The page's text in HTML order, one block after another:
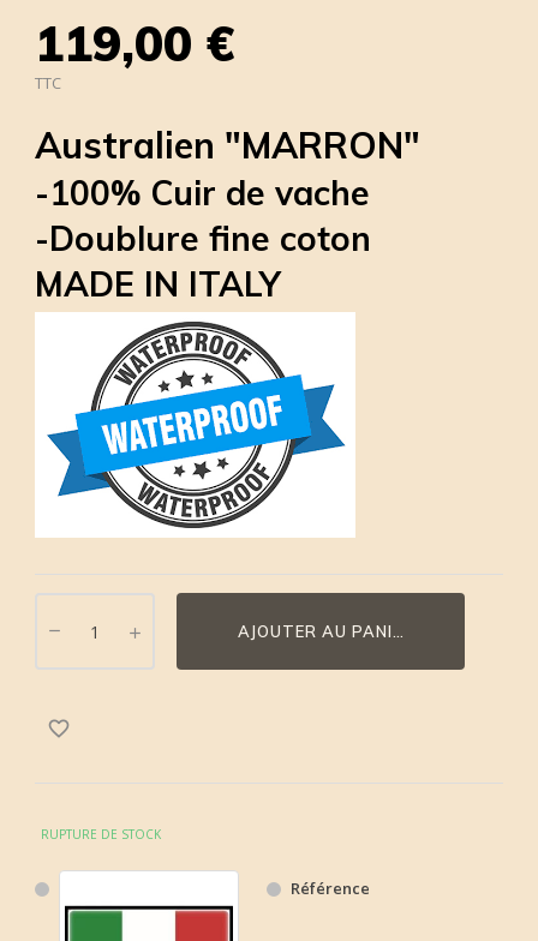
119,00 €
TTC
Australien "MARRON"
-100% Cuir de vache
-Doublure fine coton
MADE IN ITALY
AJOUTER AU PANIER
favorite_border
RUPTURE DE STOCK
Référence